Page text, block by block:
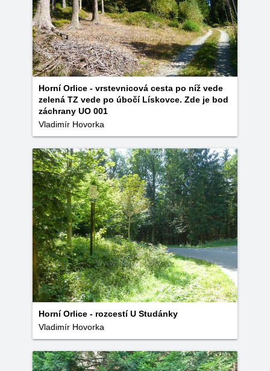
Horní Orlice - vrstevnicová cesta po níž vede
zelená TZ vede po úbočí Lískovce. Zde je bod
záchrany UO 001
Vladimír Hovorka
Horní Orlice - rozcestí U Studánky
Vladimír Hovorka